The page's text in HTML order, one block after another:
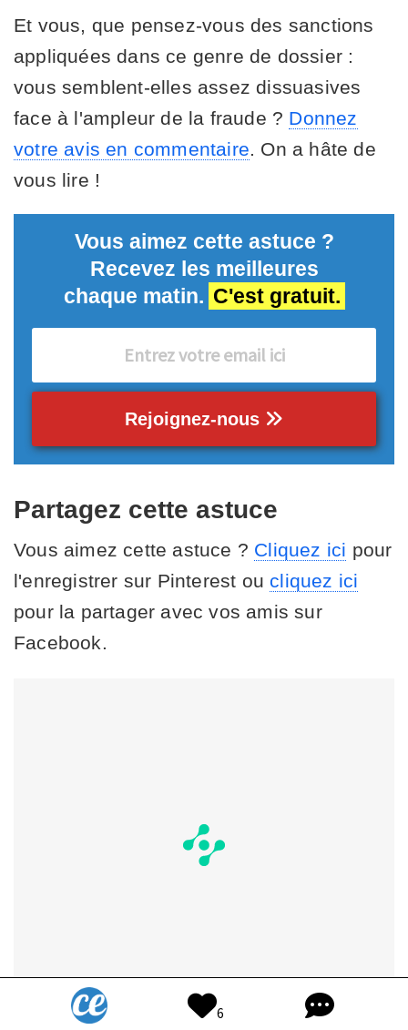
Et vous, que pensez-vous des sanctions
appliquées dans ce genre de dossier :
vous semblent-elles assez dissuasives
face à l'ampleur de la fraude ? Donnez
votre avis en commentaire. On a hâte de
vous lire !
Vous aimez cette astuce ?
Recevez les meilleures
chaque matin. C'est gratuit.
Rejoignez-nous
Partagez cette astuce
Vous aimez cette astuce ? Cliquez ici pour
l'enregistrer sur Pinterest ou cliquez ici
pour la partager avec vos amis sur
Facebook.
6